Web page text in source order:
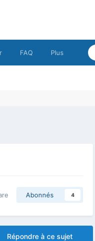
FAQ Plus
Abonnés 4
Répondre à ce sujet